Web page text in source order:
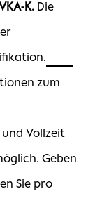
K. Die
zum
und Vollzeit
Geben
Sie pro